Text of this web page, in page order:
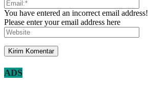
You have entered an incorrect email address!
Please enter your email address here
ADS